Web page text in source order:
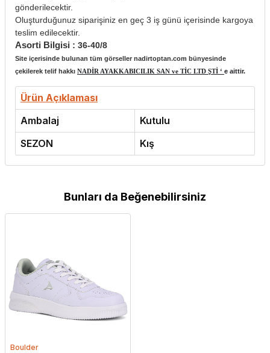
gönderilecektir.
Oluşturduğunuz siparişiniz en geç 3 iş günü içerisinde kargoya
teslim edilecektir.
Asorti Bilgisi : 36-40/8
Site içerisinde bulunan tüm görseller nadirtoptan.com bünyesinde
çekilerek telif hakkı NADİR AYAKKABICILIK SAN ve TİC LTD ŞTİ ‘ e aittir.
Ürün Açıklaması
Ambalaj
Kutulu
SEZON
Kış
Bunları da Beğenebilirsiniz
Boulder